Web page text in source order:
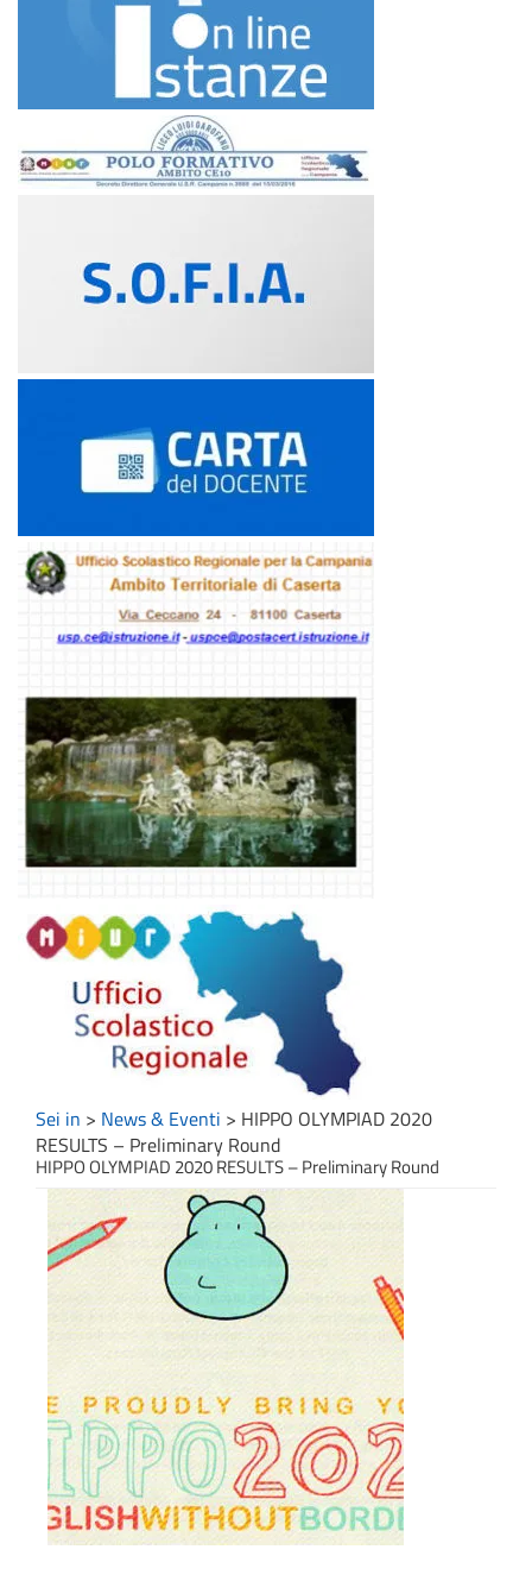
Sei in > News & Eventi > HIPPO OLYMPIAD 2020
RESULTS – Preliminary Round
HIPPO OLYMPIAD 2020 RESULTS – Preliminary Round